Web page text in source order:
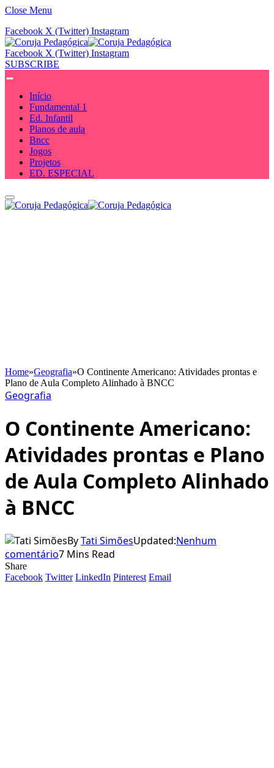
Close Menu
Facebook X (Twitter) Instagram
Facebook X (Twitter) Instagram
SUBSCRIBE
Início
Fundamental 1
Ed. Infantil
Planos de aula
Bncc
Jogos
Projetos
ED. ESPECIAL
Home»Geografia»O Continente Americano: Atividades prontas e
Plano de Aula Completo Alinhado à BNCC
Geografia
O Continente Americano:
Atividades prontas e Plano
de Aula Completo Alinhado
à BNCC
ByTati SimõesUpdated:Nenhum
comentário7 Mins Read
Share
Facebook Twitter LinkedIn Pinterest Email